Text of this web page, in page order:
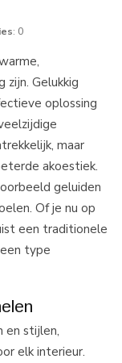
: 0
zijn. Gelukkig
oplossing
maar
akoestiek.
geluiden
Of je nu op
een traditionele
type
en stijlen,
elk interieur.